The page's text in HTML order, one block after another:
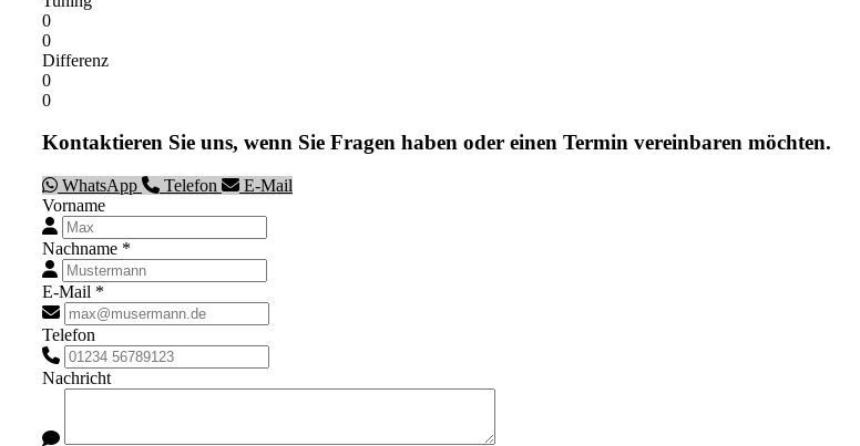
0
0
Differenz
0
0
Kontaktieren Sie uns, wenn Sie Fragen haben oder einen Termin vereinbaren möchten.
WhatsApp Telefon
E-Mail
Vorname
Nachname *
E-Mail *
Telefon
Nachricht